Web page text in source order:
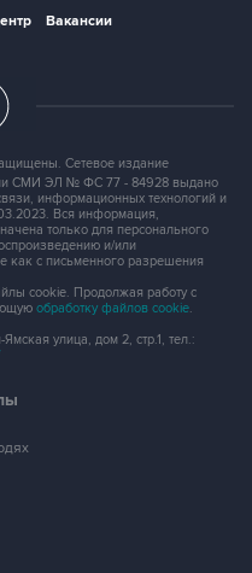
Вакансии
Сетевое издание
СМИ ЭЛ № ФС 77 - 84928 выдано
информационных технологий и
Вся информация,
только для персонального
и/или
как с письменного разрешения
cookie. Продолжая работу с
обработку файлов cookie.
улица, дом 2, стр.1, тел.: